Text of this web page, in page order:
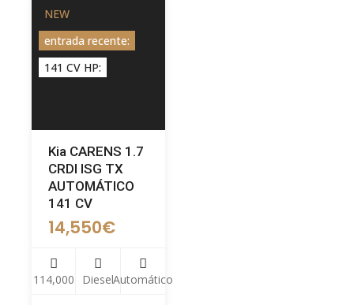
NEW
entrada recente:
141 CV HP:
Kia CARENS 1.7
CRDI ISG TX
AUTOMÁTICO
141 CV
14,550€
114,000 DieselAutomático